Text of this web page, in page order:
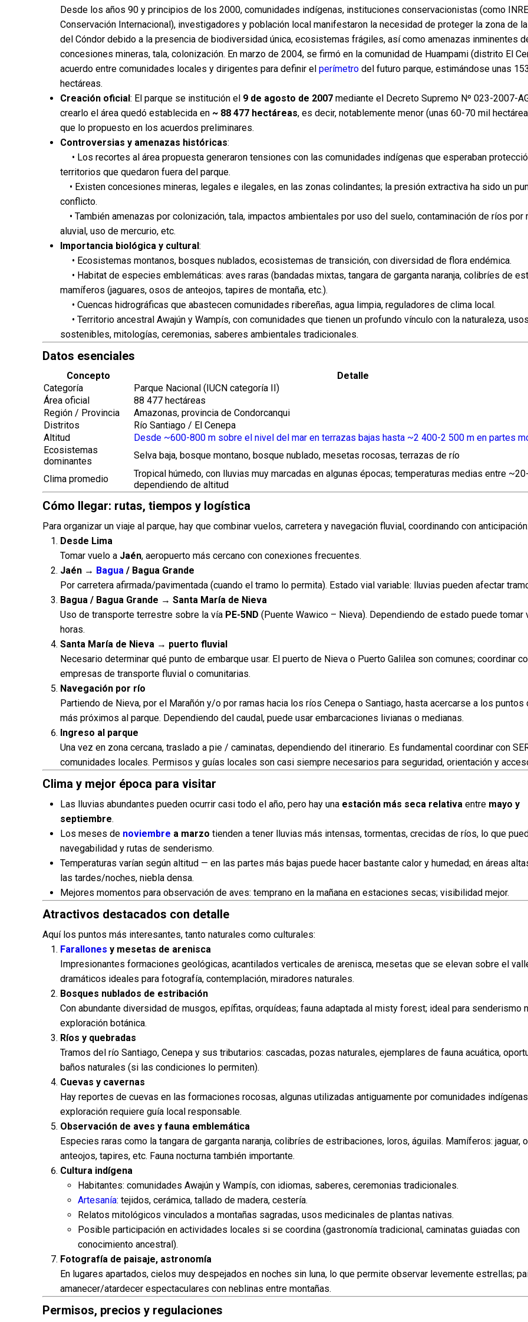
Desde los años 90 y principios de los 2000, comunidades indígenas, instituciones conservacionistas (como
Conservación Internacional), investigadores y población local manifestaron la necesidad de proteger la zona de
del Cóndor debido a la presencia de biodiversidad única, ecosistemas frágiles, así como amenazas inminentes
concesiones mineras, tala, colonización. En marzo de 2004, se firmó en la comunidad de Huampami (distrito El
acuerdo entre comunidades locales y dirigentes para definir el perímetro del futuro parque, estimándose unas
hectáreas.
Creación oficial: El parque se institución el 9 de agosto de 2007 mediante el Decreto Supremo Nº 023-2007-
crearlo el área quedó establecida en ~ 88 477 hectáreas, es decir, notablemente menor (unas 60-70 mil
que lo propuesto en los acuerdos preliminares.
Controversias y amenazas históricas:
• Los recortes al área propuesta generaron tensiones con las comunidades indígenas que esperaban
territorios que quedaron fuera del parque.
• Existen concesiones mineras, legales e ilegales, en las zonas colindantes; la presión extractiva ha sido un
conflicto.
• También amenazas por colonización, tala, impactos ambientales por uso del suelo, contaminación de ríos por
aluvial, uso de mercurio, etc.
Importancia biológica y cultural:
• Ecosistemas montanos, bosques nublados, ecosistemas de transición, con diversidad de flora endémica.
• Habitat de especies emblemáticas: aves raras (bandadas mixtas, tangara de garganta naranja, colibríes de
mamíferos (jaguares, osos de anteojos, tapires de montaña, etc.).
• Cuencas hidrográficas que abastecen comunidades ribereñas, agua limpia, reguladores de clima local.
• Territorio ancestral Awajún y Wampís, con comunidades que tienen un profundo vínculo con la naturaleza,
sostenibles, mitologías, ceremonias, saberes ambientales tradicionales.
Datos esenciales
Concepto
Detalle
Categoría
Parque Nacional (IUCN categoría II)
Área oficial
88 477 hectáreas
Región / Provincia
Amazonas, provincia de Condorcanqui
Distritos
Río Santiago / El Cenepa
Altitud
Desde ~600-800 m sobre el nivel del mar en terrazas bajas hasta ~2 400-2 500 m en partes
Ecosistemas
dominantes
Selva baja, bosque montano, bosque nublado, mesetas rocosas, terrazas de río
Clima promedio
Tropical húmedo, con lluvias muy marcadas en algunas épocas; temperaturas medias entre
dependiendo de altitud
Cómo llegar: rutas, tiempos y logística
Para organizar un viaje al parque, hay que combinar vuelos, carretera y navegación fluvial, coordinando con
Desde Lima
Tomar vuelo a Jaén, aeropuerto más cercano con conexiones frecuentes.
Jaén → Bagua / Bagua Grande
Por carretera afirmada/pavimentada (cuando el tramo lo permita). Estado vial variable: lluvias pueden afectar
Bagua / Bagua Grande → Santa María de Nieva
Uso de transporte terrestre sobre la vía PE-5ND (Puente Wawico – Nieva). Dependiendo de estado puede tomar
horas.
Santa María de Nieva → puerto fluvial
Necesario determinar qué punto de embarque usar. El puerto de Nieva o Puerto Galilea son comunes; coordinar
empresas de transporte fluvial o comunitarias.
Navegación por río
Partiendo de Nieva, por el Marañón y/o por ramas hacia los ríos Cenepa o Santiago, hasta acercarse a los puntos
más próximos al parque. Dependiendo del caudal, puede usar embarcaciones livianas o medianas.
Ingreso al parque
Una vez en zona cercana, traslado a pie / caminatas, dependiendo del itinerario. Es fundamental coordinar con
comunidades locales. Permisos y guías locales son casi siempre necesarios para seguridad, orientación y
Clima y mejor época para visitar
Las lluvias abundantes pueden ocurrir casi todo el año, pero hay una estación más seca relativa entre mayo y
septiembre.
Los meses de noviembre a marzo tienden a tener lluvias más intensas, tormentas, crecidas de ríos, lo que
navegabilidad y rutas de senderismo.
Temperaturas varían según altitud — en las partes más bajas puede hacer bastante calor y humedad; en áreas
las tardes/noches, niebla densa.
Mejores momentos para observación de aves: temprano en la mañana en estaciones secas; visibilidad mejor.
Atractivos destacados con detalle
Aquí los puntos más interesantes, tanto naturales como culturales:
Farallones y mesetas de arenisca
Impresionantes formaciones geológicas, acantilados verticales de arenisca, mesetas que se elevan sobre el
dramáticos ideales para fotografía, contemplación, miradores naturales.
Bosques nublados de estribación
Con abundante diversidad de musgos, epífitas, orquídeas; fauna adaptada al misty forest; ideal para senderismo
exploración botánica.
Ríos y quebradas
Tramos del río Santiago, Cenepa y sus tributarios: cascadas, pozas naturales, ejemplares de fauna acuática,
baños naturales (si las condiciones lo permiten).
Cuevas y cavernas
Hay reportes de cuevas en las formaciones rocosas, algunas utilizadas antiguamente por comunidades
exploración requiere guía local responsable.
Observación de aves y fauna emblemática
Especies raras como la tangara de garganta naranja, colibríes de estribaciones, loros, águilas. Mamíferos: jaguar,
anteojos, tapires, etc. Fauna nocturna también importante.
Cultura indígena
Habitantes: comunidades Awajún y Wampís, con idiomas, saberes, ceremonias tradicionales.
Artesanía: tejidos, cerámica, tallado de madera, cestería.
Relatos mitológicos vinculados a montañas sagradas, usos medicinales de plantas nativas.
Posible participación en actividades locales si se coordina (gastronomía tradicional, caminatas guiadas con
conocimiento ancestral).
Fotografía de paisaje, astronomía
En lugares apartados, cielos muy despejados en noches sin luna, lo que permite observar levemente estrellas;
amanecer/atardecer espectaculares con neblinas entre montañas.
Permisos, precios y regulaciones